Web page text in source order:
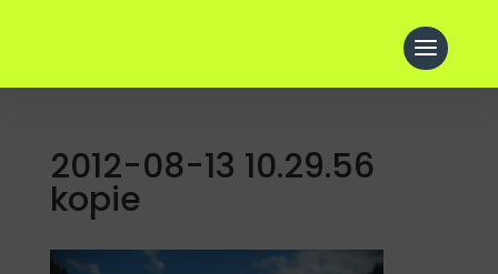
2012-08-13 10.29.56
kopie